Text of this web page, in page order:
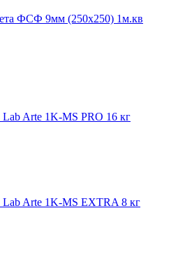
ФСФ 9мм (250х250) 1м.кв
Arte 1K-MS PRO 16 кг
Arte 1K-MS EXTRA 8 кг